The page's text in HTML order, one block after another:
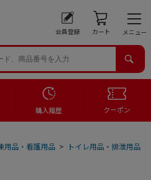
会員登録 カート メニュー
購入履歴 クーポン
用品・看護用品 > トイレ用品・排泄用品